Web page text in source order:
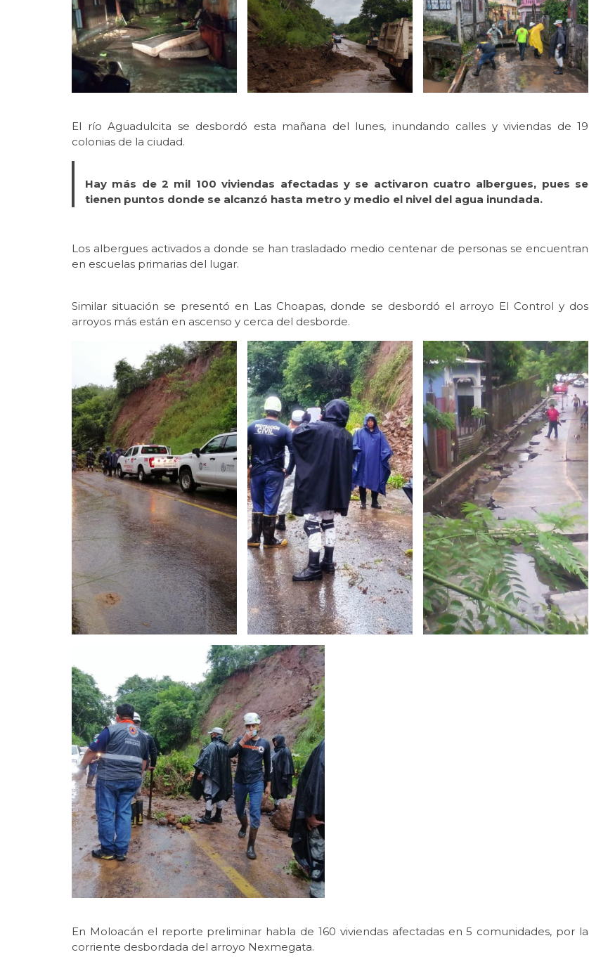
El río Aguadulcita se desbordó esta mañana del lunes, inundando calles y viviendas de 19
colonias de la ciudad.
Hay más de 2 mil 100 viviendas afectadas y se activaron cuatro albergues, pues se
tienen puntos donde se alcanzó hasta metro y medio el nivel del agua inundada.
Los albergues activados a donde se han trasladado medio centenar de personas se encuentran
en escuelas primarias del lugar.
Similar situación se presentó en Las Choapas, donde se desbordó el arroyo El Control y dos
arroyos más están en ascenso y cerca del desborde.
En Moloacán el reporte preliminar habla de 160 viviendas afectadas en 5 comunidades, por la
corriente desbordada del arroyo Nexmegata.